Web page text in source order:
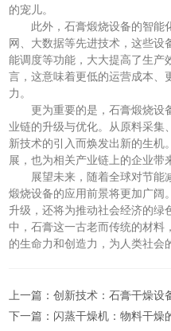
的宠儿。
此外，石膏煅烧设备的智能
网、大数据等先进技术，这些设
能调度等功能，大大提高了生产
言，这意味着更低的运营成本、
力。
更为重要的是，石膏煅烧设
业链的升级与优化。从原料采集
新技术的引入而焕发出新的生机
展，也为相关产业链上的企业带
展望未来，随着全球对节能
煅烧设备的应用前景将更加广阔
升级，还将为推动社会经济的绿
中，石膏这一古老而传统的材料
的生命力和创造力，为人类社会
上一篇：创新技术：石膏干燥设
下一篇： 闪蒸干燥机：物料干燥